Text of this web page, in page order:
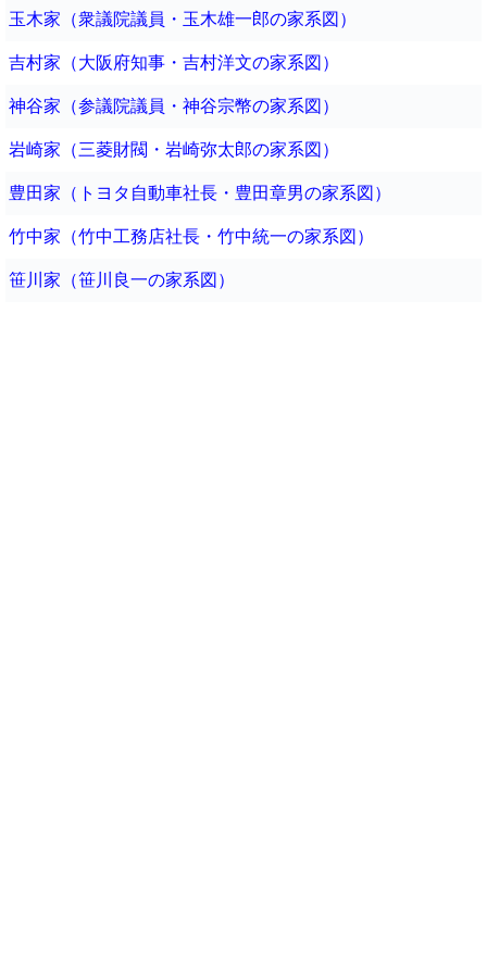
玉木家（衆議院議員・玉木雄一郎の家系図）
吉村家（大阪府知事・吉村洋文の家系図）
神谷家（参議院議員・神谷宗幣の家系図）
岩崎家（三菱財閥・岩崎弥太郎の家系図）
豊田家（トヨタ自動車社長・豊田章男の家系図）
竹中家（竹中工務店社長・竹中統一の家系図）
笹川家（笹川良一の家系図）